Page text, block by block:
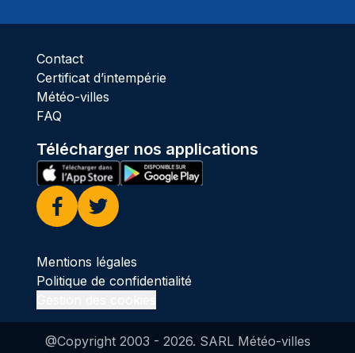
Contact
Certificat d’intempérie
Météo-villes
FAQ
Télécharger nos applications
Facebook
Twitter
Mentions légales
Politique de confidentialité
@Copyright 2003 - 2026. SARL Météo-villes